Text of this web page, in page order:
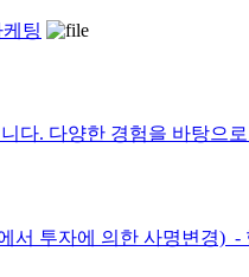
팅
. 다양한 경험을 바탕으
투자에 의한 사명변경) ​ -